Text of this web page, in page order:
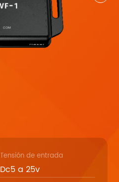
Tensión de entrada
Dc5 a 25v